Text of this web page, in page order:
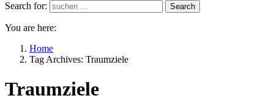
Search for:
Search
You are here:
Home
Tag Archives: Traumziele
Traumziele